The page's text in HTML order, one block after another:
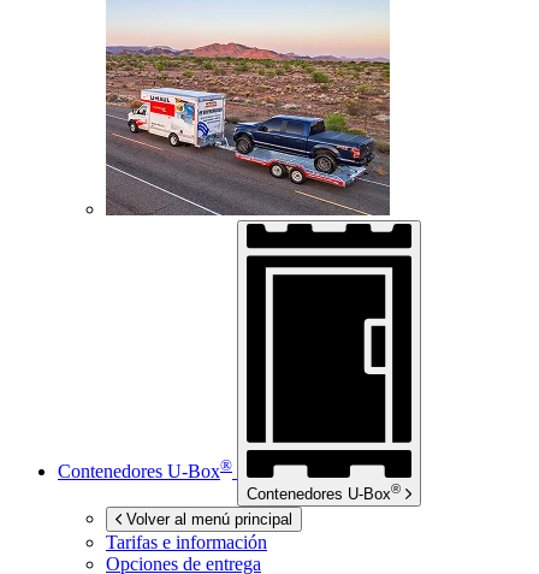
Contenedores U-Box®
Contenedores U-Box®
Volver al menú principal
Tarifas e información
Opciones de entrega